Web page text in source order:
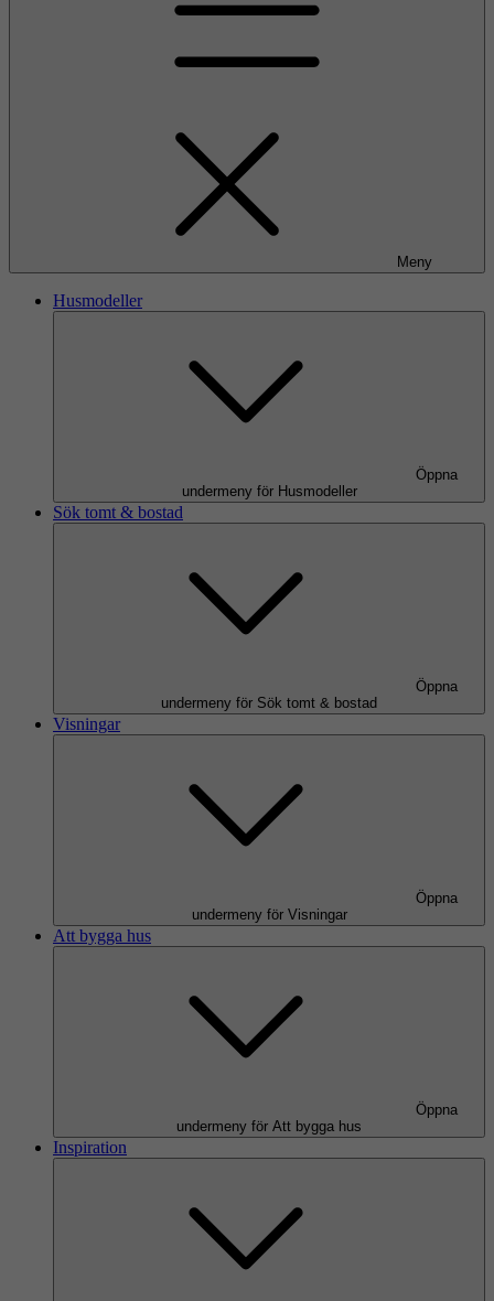
Meny
Husmodeller
Öppna
undermeny för Husmodeller
Sök tomt & bostad
Öppna
undermeny för Sök tomt & bostad
Visningar
Öppna
undermeny för Visningar
Att bygga hus
Öppna
undermeny för Att bygga hus
Inspiration